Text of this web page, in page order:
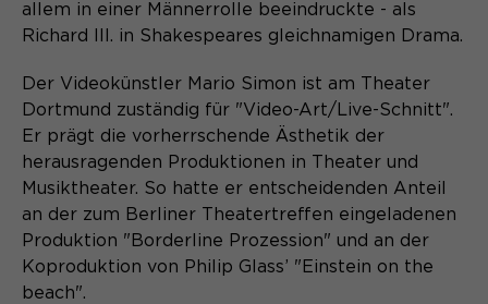
offen zu halten. Es speichert bei
einem Benutzer-Login für einen
ID als verschlüsselten Wert (sog.
"hash-Wert") zum entsprechenden
Datenbankeintrag des Nutzers.
Name PHPSESSID
Anbieter
Zweck
Dient zur anonymen
Wiedererkennung eines Besuchers.
_pk_ses*
Laufzeit 30 Minuten
Übersetzung der Website-Inhalte durch GTranslate.
Laufzeit 1 Jahr
Zweck
Speichert die vom Nutzer gewählte
Sprache für die automatische
Übersetzung der Website.
allem in einer Männerrolle beeindruckte - als
Richard III. in Shakespeares gleichnamigen Drama.
Der Videokünstler Mario Simon ist am Theater
Dortmund zuständig für "Video-Art/Live-Schnitt".
Er prägt die vorherrschende Ästhetik der
herausragenden Produktionen in Theater und
Musiktheater. So hatte er entscheidenden Anteil
an der zum Berliner Theatertreffen eingeladenen
Produktion "Borderline Prozession" und an der
Koproduktion von Philip Glass’ "Einstein on the
beach".